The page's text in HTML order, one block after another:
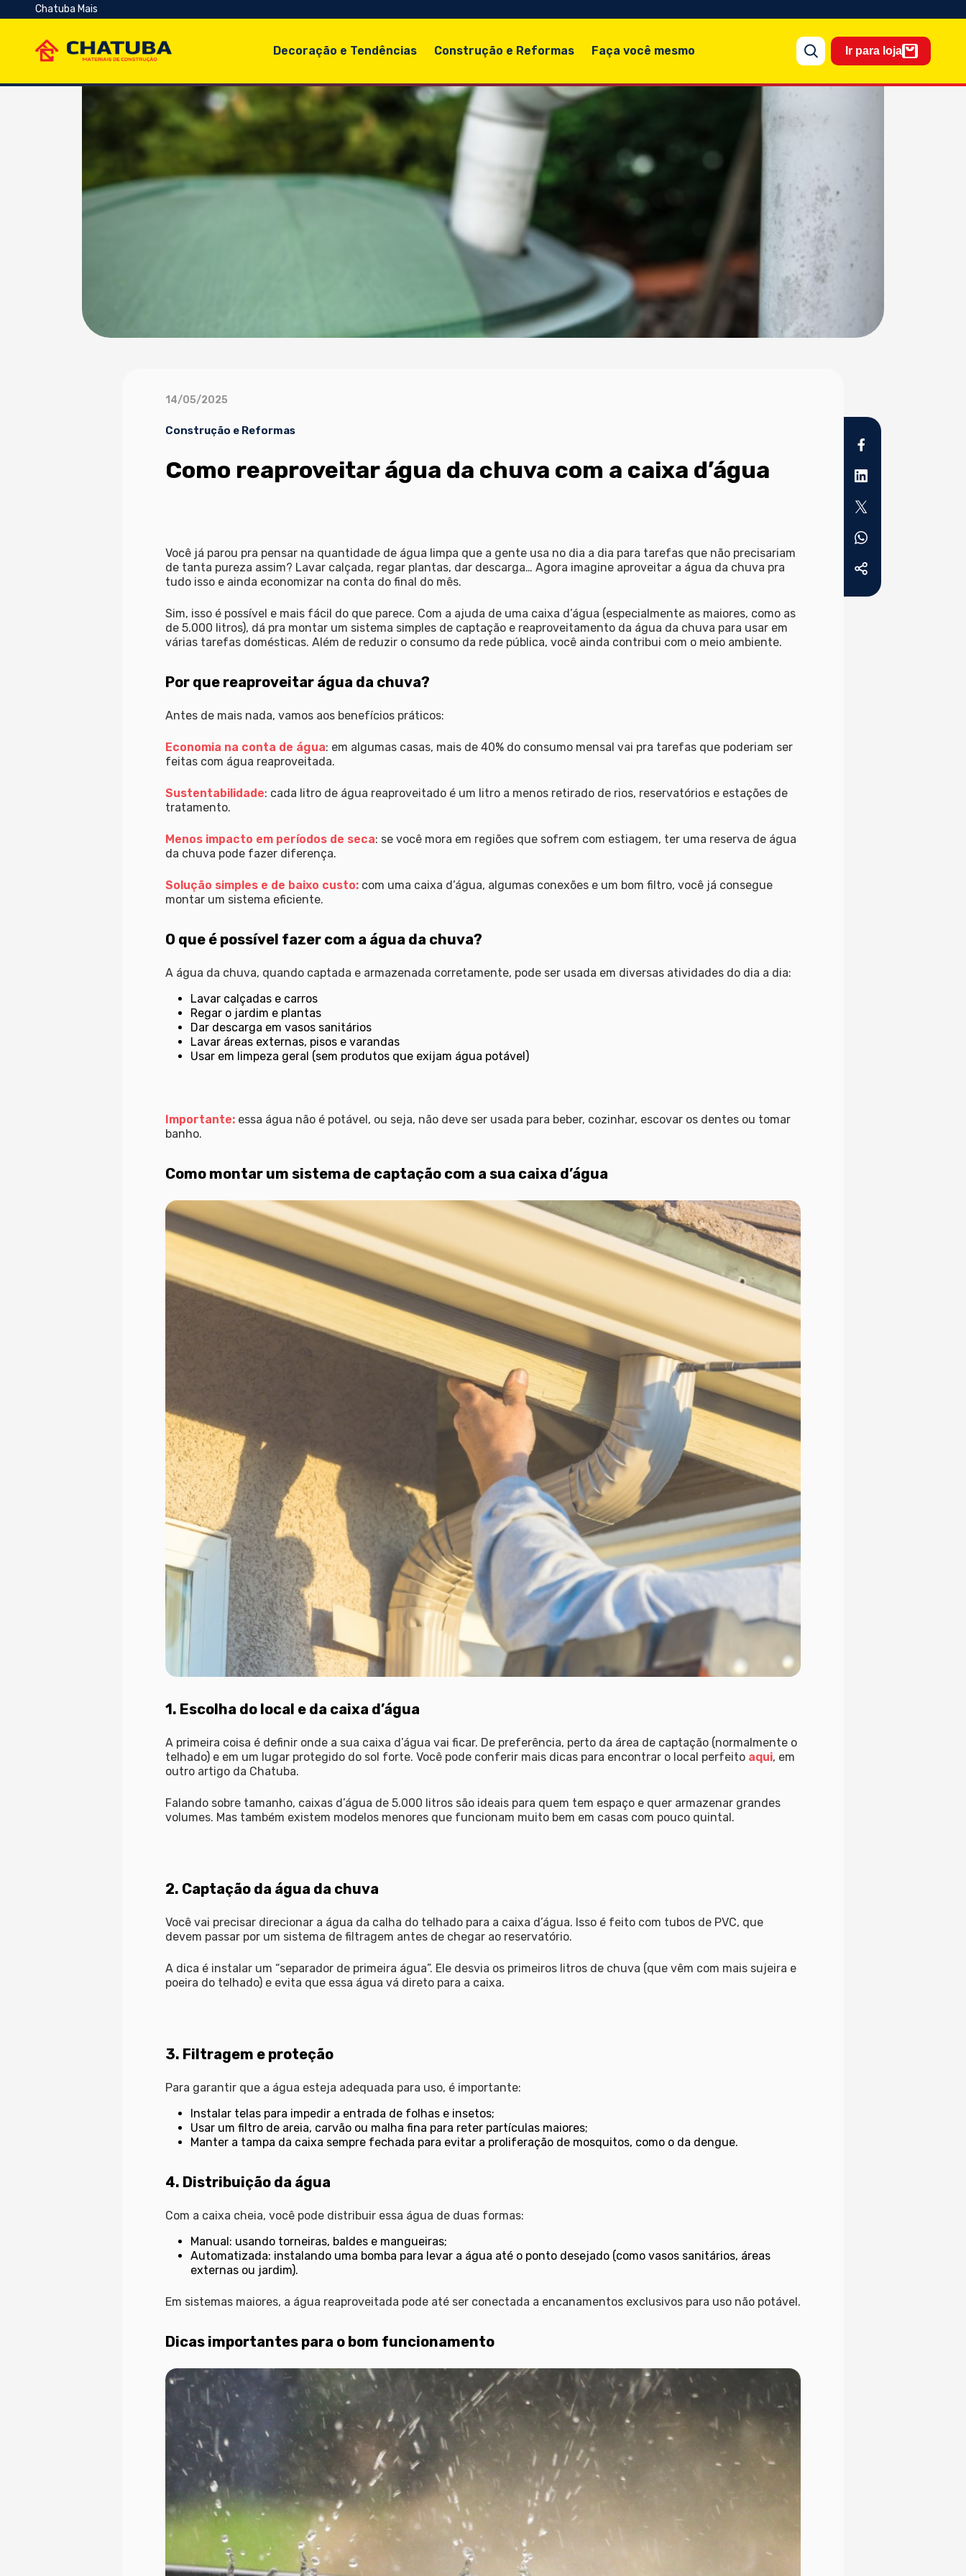
Chatuba Mais
Decoração e Tendências Construção e Reformas Faça você mesmo Ir para loja
14/05/2025
Construção e Reformas
Como reaproveitar água da chuva com a caixa d’água
Você já parou pra pensar na quantidade de água limpa que a gente usa no dia a dia para tarefas que não precisariam
de tanta pureza assim? Lavar calçada, regar plantas, dar descarga… Agora imagine aproveitar a água da chuva pra
tudo isso e ainda economizar na conta do final do mês.
Sim, isso é possível e mais fácil do que parece. Com a ajuda de uma caixa d’água (especialmente as maiores, como as
de 5.000 litros), dá pra montar um sistema simples de captação e reaproveitamento da água da chuva para usar em
várias tarefas domésticas. Além de reduzir o consumo da rede pública, você ainda contribui com o meio ambiente.
Por que reaproveitar água da chuva?
Antes de mais nada, vamos aos benefícios práticos:
Economia na conta de água: em algumas casas, mais de 40% do consumo mensal vai pra tarefas que poderiam ser
feitas com água reaproveitada.
Sustentabilidade: cada litro de água reaproveitado é um litro a menos retirado de rios, reservatórios e estações de
tratamento.
Menos impacto em períodos de seca: se você mora em regiões que sofrem com estiagem, ter uma reserva de água
da chuva pode fazer diferença.
Solução simples e de baixo custo:com uma caixa d’água, algumas conexões e um bom filtro, você já consegue
montar um sistema eficiente.
O que é possível fazer com a água da chuva?
A água da chuva, quando captada e armazenada corretamente, pode ser usada em diversas atividades do dia a dia:
Lavar calçadas e carros
Regar o jardim e plantas
Dar descarga em vasos sanitários
Lavar áreas externas, pisos e varandas
Usar em limpeza geral (sem produtos que exijam água potável)
Importante: essa água não é potável, ou seja, não deve ser usada para beber, cozinhar, escovar os dentes ou tomar
banho.
Como montar um sistema de captação com a sua caixa d’água
1. Escolha do local e da caixa d’água
A primeira coisa é definir onde a sua caixa d’água vai ficar. De preferência, perto da área de captação (normalmente o
telhado) e em um lugar protegido do sol forte. Você pode conferir mais dicas para encontrar o local perfeito aqui, em
outro artigo da Chatuba.
Falando sobre tamanho, caixas d’água de 5.000 litros são ideais para quem tem espaço e quer armazenar grandes
volumes. Mas também existem modelos menores que funcionam muito bem em casas com pouco quintal.
2. Captação da água da chuva
Você vai precisar direcionar a água da calha do telhado para a caixa d’água. Isso é feito com tubos de PVC, que
devem passar por um sistema de filtragem antes de chegar ao reservatório.
A dica é instalar um “separador de primeira água”. Ele desvia os primeiros litros de chuva (que vêm com mais sujeira e
poeira do telhado) e evita que essa água vá direto para a caixa.
3. Filtragem e proteção
Para garantir que a água esteja adequada para uso, é importante:
Instalar telas para impedir a entrada de folhas e insetos;
Usar um filtro de areia, carvão ou malha fina para reter partículas maiores;
Manter a tampa da caixa sempre fechada para evitar a proliferação de mosquitos, como o da dengue.
4. Distribuição da água
Com a caixa cheia, você pode distribuir essa água de duas formas:
Manual: usando torneiras, baldes e mangueiras;
Automatizada: instalando uma bomba para levar a água até o ponto desejado (como vasos sanitários, áreas
externas ou jardim).
Em sistemas maiores, a água reaproveitada pode até ser conectada a encanamentos exclusivos para uso não potável.
Dicas importantes para o bom funcionamento